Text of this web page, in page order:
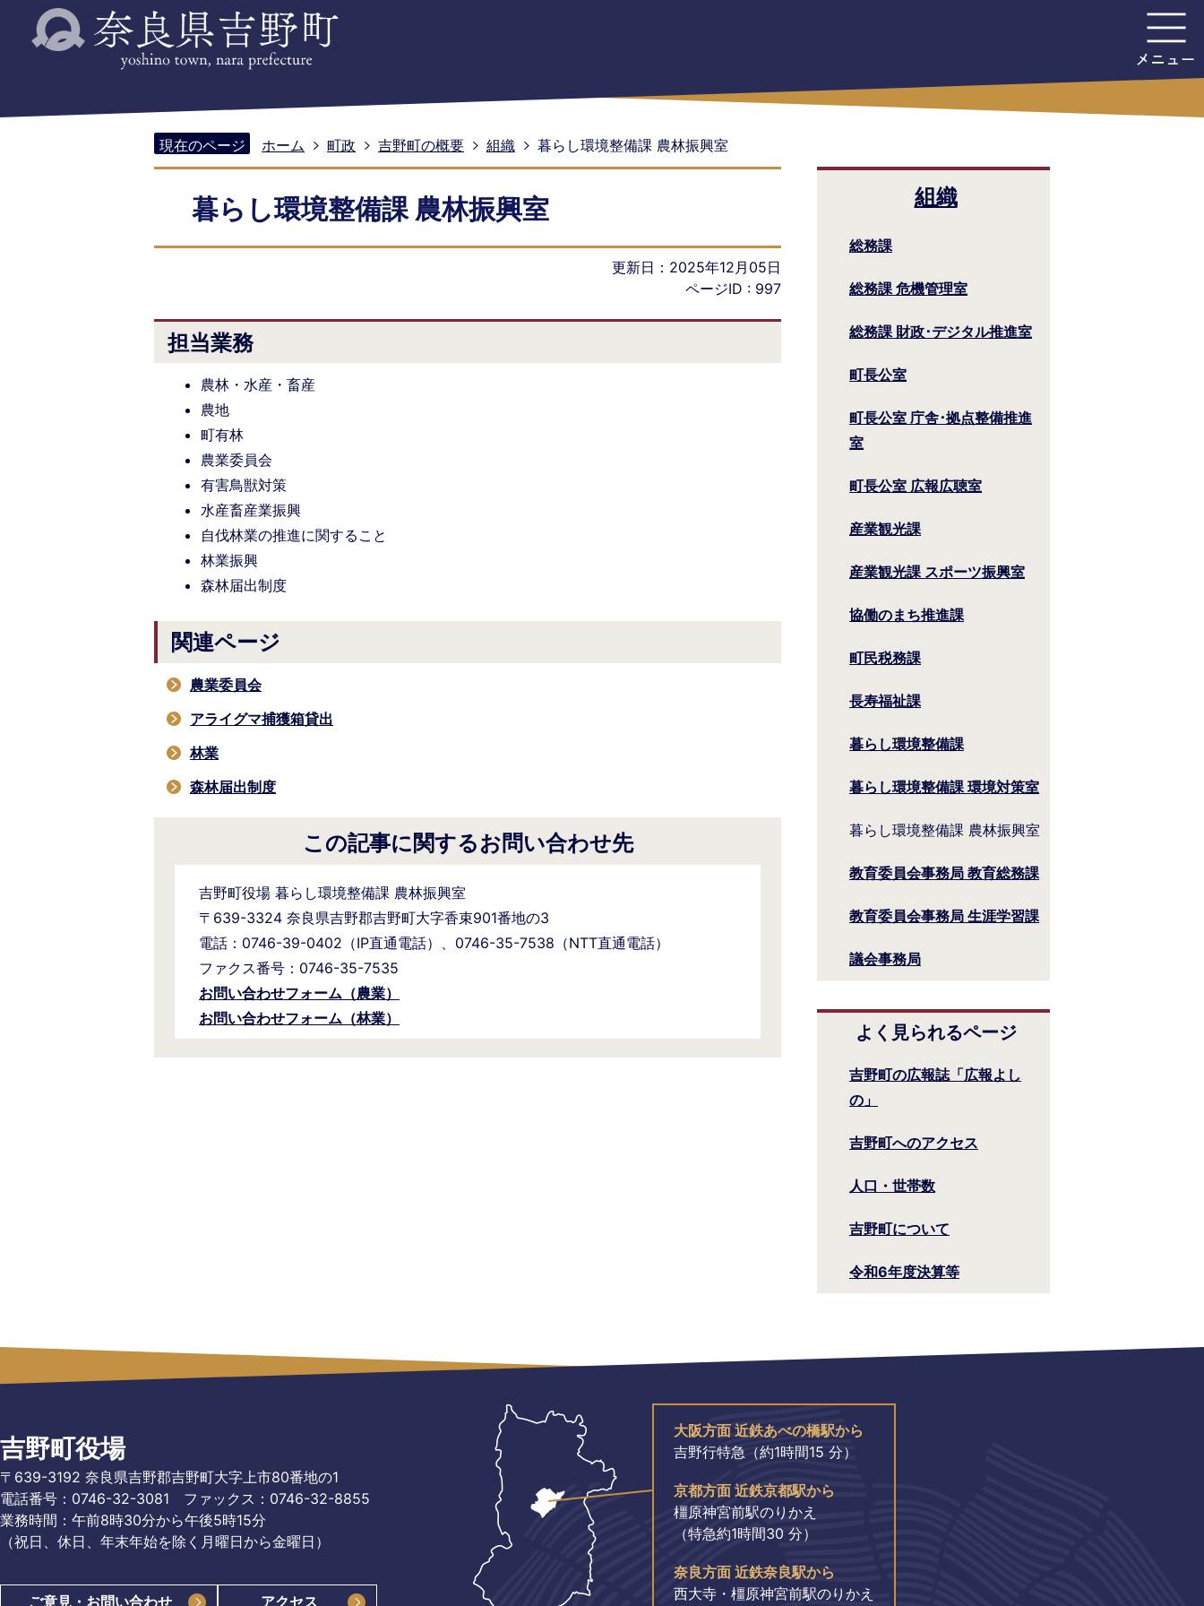
現在のページ ホーム 町政 吉野町の概要 組織 暮らし環境整備課 農林振興室
暮らし環境整備課 農林振興室
更新日：2025年12月05日
ページID : 997
担当業務
農林・水産・畜産
農地
町有林
農業委員会
有害鳥獣対策
水産畜産業振興
自伐林業の推進に関すること
林業振興
森林届出制度
関連ページ
農業委員会
アライグマ捕獲箱貸出
林業
森林届出制度
この記事に関するお問い合わせ先
吉野町役場 暮らし環境整備課 農林振興室
〒639-3324 奈良県吉野郡吉野町大字香束901番地の3
電話：0746-39-0402（IP直通電話）、0746-35-7538（NTT直通電話）
ファクス番号：0746-35-7535
お問い合わせフォーム（農業）
お問い合わせフォーム（林業）
組織
総務課
総務課 危機管理室
総務課 財政･デジタル推進室
町長公室
町長公室 庁舎･拠点整備推進
室
町長公室 広報広聴室
産業観光課
産業観光課 スポーツ振興室
協働のまち推進課
町民税務課
長寿福祉課
暮らし環境整備課
暮らし環境整備課 環境対策室
暮らし環境整備課 農林振興室
教育委員会事務局 教育総務課
教育委員会事務局 生涯学習課
議会事務局
よく見られるページ
吉野町の広報誌「広報よし
の」
吉野町へのアクセス
人口・世帯数
吉野町について
令和6年度決算等
吉野町役場
〒639-3192 奈良県吉野郡吉野町大字上市80番地の1
電話番号：0746-32-3081
ファックス：0746-32-8855
業務時間：午前8時30分から午後5時15分
（祝日、休日、年末年始を除く月曜日から金曜日）
ご意見・お問い合わせ アクセス
大阪方面 近鉄あべの橋駅から
吉野行特急（約1時間15 分）
京都方面 近鉄京都駅から
橿原神宮前駅のりかえ
（特急約1時間30 分）
奈良方面 近鉄奈良駅から
西大寺・橿原神宮前駅のりかえ